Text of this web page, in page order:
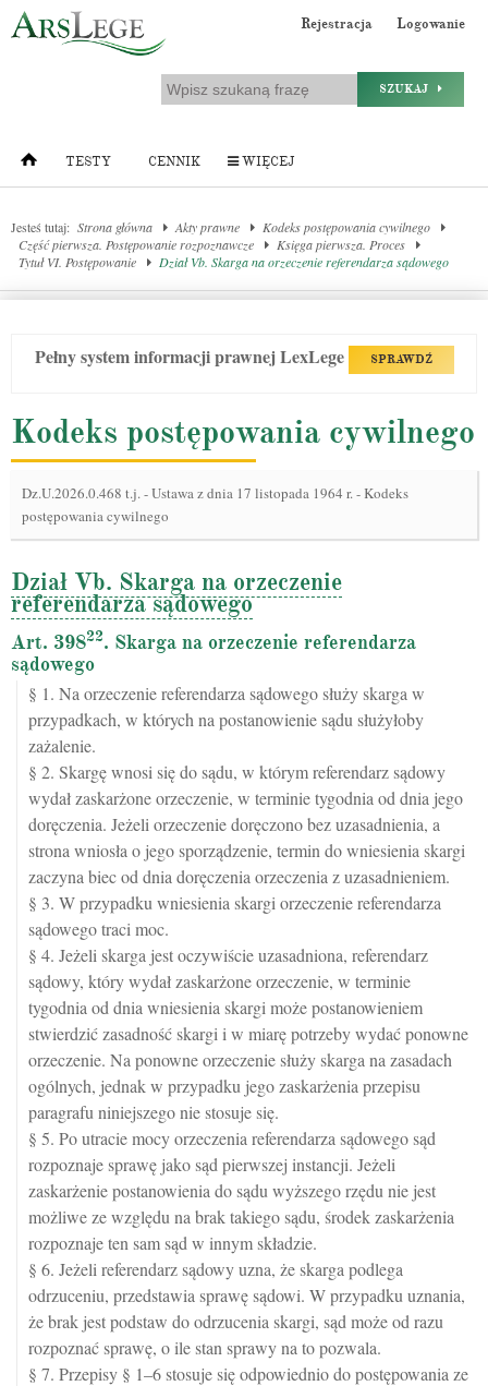
Rejestracja Logowanie
SZUKAJ
TESTY CENNIK WIĘCEJ
Jesteś tutaj: Strona główna Akty prawne
Kodeks postępowania cywilnego
Część pierwsza. Postępowanie rozpoznawcze
Księga pierwsza. Proces
Tytuł VI. Postępowanie
Dział Vb. Skarga na orzeczenie referendarza sądowego
Pełny system informacji prawnej LexLege SPRAWDŹ
Kodeks postępowania cywilnego
Dz.U.2026.0.468 t.j.-Ustawa z dnia 17 listopada 1964 r. - Kodeks
postępowania cywilnego
Dział Vb. Skarga na orzeczenie
referendarza sądowego
Art. 39822. Skarga na orzeczenie referendarza
sądowego
§ 1. Na orzeczenie referendarza sądowego służy skarga w
przypadkach, w których na postanowienie sądu służyłoby
zażalenie.
§ 2. Skargę wnosi się do sądu, w którym referendarz sądowy
wydał zaskarżone orzeczenie, w terminie tygodnia od dnia jego
doręczenia. Jeżeli orzeczenie doręczono bez uzasadnienia, a
strona wniosła o jego sporządzenie, termin do wniesienia skargi
zaczyna biec od dnia doręczenia orzeczenia z uzasadnieniem.
§ 3. W przypadku wniesienia skargi orzeczenie referendarza
sądowego traci moc.
§ 4. Jeżeli skarga jest oczywiście uzasadniona, referendarz
sądowy, który wydał zaskarżone orzeczenie, w terminie
tygodnia od dnia wniesienia skargi może postanowieniem
stwierdzić zasadność skargi i w miarę potrzeby wydać ponowne
orzeczenie. Na ponowne orzeczenie służy skarga na zasadach
ogólnych, jednak w przypadku jego zaskarżenia przepisu
paragrafu niniejszego nie stosuje się.
§ 5. Po utracie mocy orzeczenia referendarza sądowego sąd
rozpoznaje sprawę jako sąd pierwszej instancji. Jeżeli
zaskarżenie postanowienia do sądu wyższego rzędu nie jest
możliwe ze względu na brak takiego sądu, środek zaskarżenia
rozpoznaje ten sam sąd w innym składzie.
§ 6. Jeżeli referendarz sądowy uzna, że skarga podlega
odrzuceniu, przedstawia sprawę sądowi. W przypadku uznania,
że brak jest podstaw do odrzucenia skargi, sąd może od razu
rozpoznać sprawę, o ile stan sprawy na to pozwala.
§ 7. Przepisy § 1–6 stosuje się odpowiednio do postępowania ze